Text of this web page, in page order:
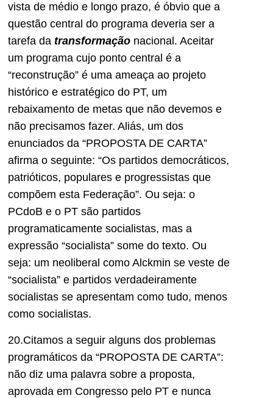
vista de médio e longo prazo, é óbvio que a
questão central do programa deveria ser a
tarefa da transformação nacional. Aceitar
um programa cujo ponto central é a
“reconstrução” é uma ameaça ao projeto
histórico e estratégico do PT, um
rebaixamento de metas que não devemos e
não precisamos fazer. Aliás, um dos
enunciados da “PROPOSTA DE CARTA”
afirma o seguinte: “Os partidos democráticos,
patrióticos, populares e progressistas que
compõem esta Federação”. Ou seja: o
PCdoB e o PT são partidos
programaticamente socialistas, mas a
expressão “socialista” some do texto. Ou
seja: um neoliberal como Alckmin se veste de
“socialista” e partidos verdadeiramente
socialistas se apresentam como tudo, menos
como socialistas.
20.Citamos a seguir alguns dos problemas
programáticos da “PROPOSTA DE CARTA”:
não diz uma palavra sobre a proposta,
aprovada em Congresso pelo PT e nunca